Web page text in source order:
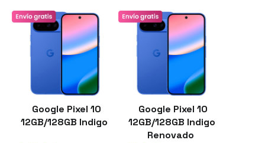
Google Pixel 10
12GB/128GB Indigo
Google Pixel 10
12GB/128GB Indigo
Renovado